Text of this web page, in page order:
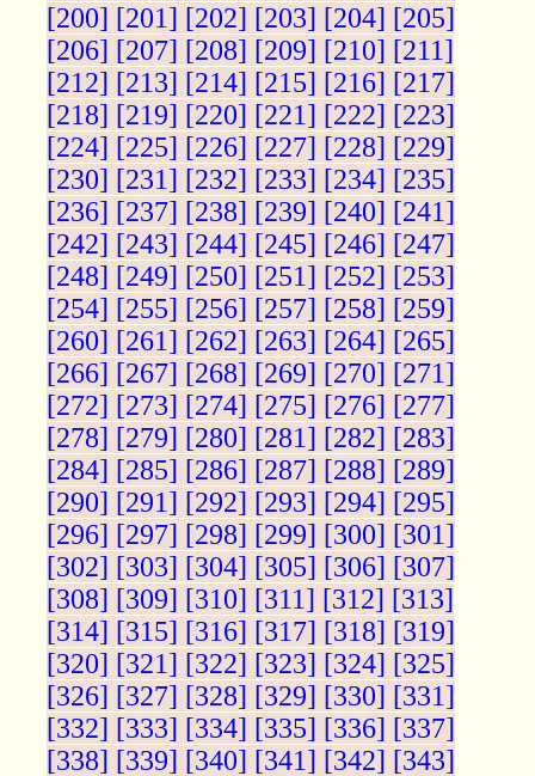
[200] [201] [202] [203] [204] [205]
[206] [207] [208] [209] [210] [211]
[212] [213] [214] [215] [216] [217]
[218] [219] [220] [221] [222] [223]
[224] [225] [226] [227] [228] [229]
[230] [231] [232] [233] [234] [235]
[236] [237] [238] [239] [240] [241]
[242] [243] [244] [245] [246] [247]
[248] [249] [250] [251] [252] [253]
[254] [255] [256] [257] [258] [259]
[260] [261] [262] [263] [264] [265]
[266] [267] [268] [269] [270] [271]
[272] [273] [274] [275] [276] [277]
[278] [279] [280] [281] [282] [283]
[284] [285] [286] [287] [288] [289]
[290] [291] [292] [293] [294] [295]
[296] [297] [298] [299] [300] [301]
[302] [303] [304] [305] [306] [307]
[308] [309] [310] [311] [312] [313]
[314] [315] [316] [317] [318] [319]
[320] [321] [322] [323] [324] [325]
[326] [327] [328] [329] [330] [331]
[332] [333] [334] [335] [336] [337]
[338] [339] [340] [341] [342] [343]